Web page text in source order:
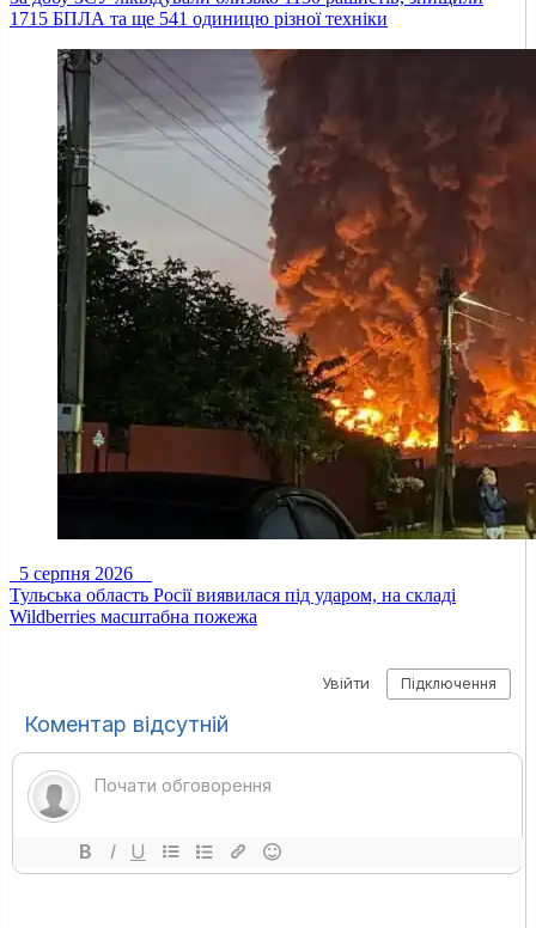
1715 БПЛА та ще 541 одиницю різної техніки
5 серпня 2026
Тульська область Росії виявилася під ударом, на складі
Wildberries масштабна пожежа